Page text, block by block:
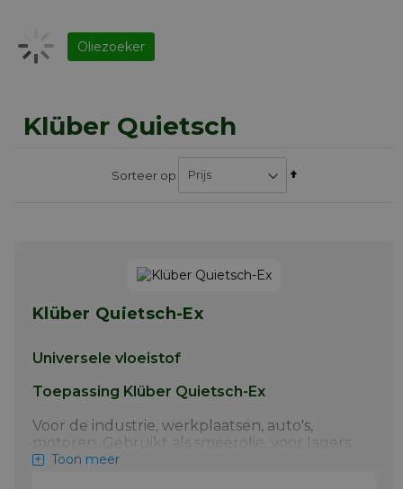
Klüber Quietsch
Sorteer op
Van
Klüber Quietsch-Ex
Universele vloeistof
Toepassing Klüber Quietsch-Ex
Voor de industrie, werkplaatsen, auto's,
motoren. Gebruikt als smeerolie, voor lagers,
schuifbalken, kettingen, sloten. en
Toon meer
Oliezoeker